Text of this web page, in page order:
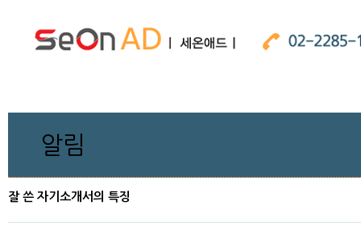
알림
잘 쓴 자기소개서의 특징